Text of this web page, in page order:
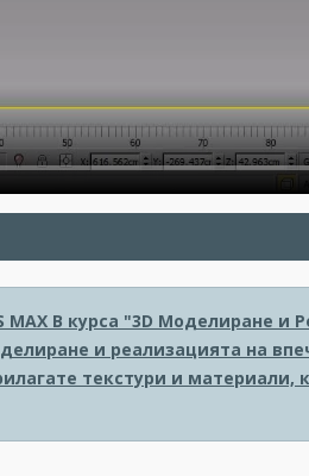
MAX В курса "3D Моделиране и
и реализацията на
текстури и материали,